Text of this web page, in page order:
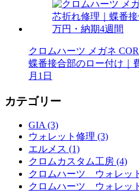
クロムハーツ メガネ
蝶番接合部のロー付け｜
月1日
カテゴリー
GIA (3)
ウォレット修理 (3)
エルメス (1)
クロムカスタム工房 (4)
クロムハーツ ウォレッ
クロムハーツ ウォレッ